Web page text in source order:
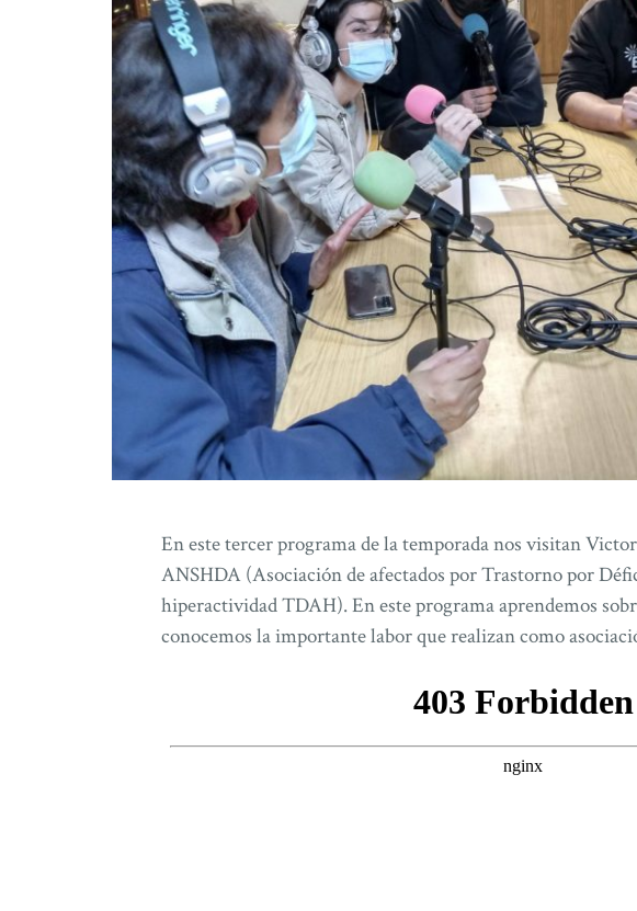
En este tercer programa de la temporada nos visitan
ANSHDA (Asociación de afectados por Trastorno por
hiperactividad TDAH). En este programa aprendemos
conocemos la importante labor que realizan como